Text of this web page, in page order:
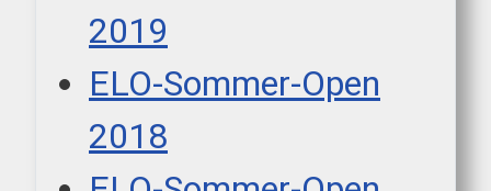
2019
ELO-Sommer-Open
2018